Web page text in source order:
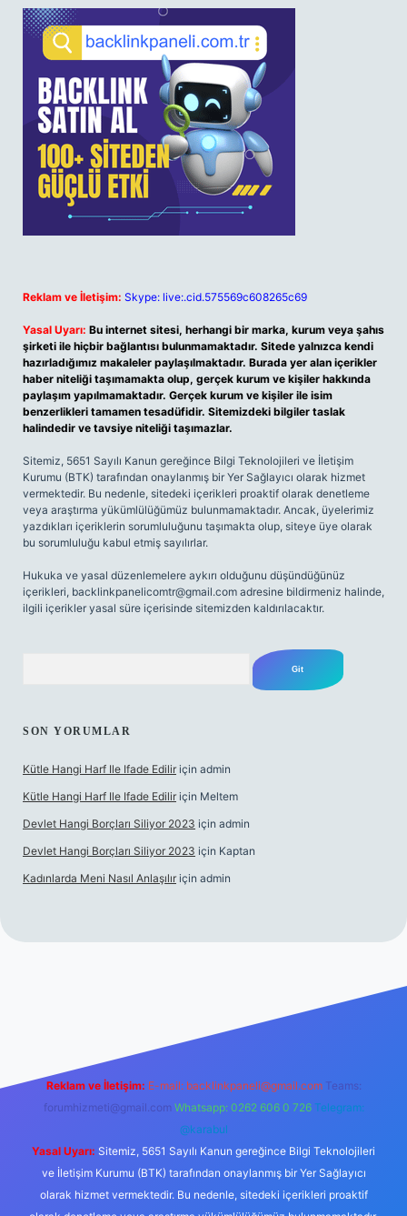
Reklam ve İletişim: Skype: live:.cid.575569c608265c69
Yasal Uyarı: Bu internet sitesi, herhangi bir marka, kurum veya şahıs
şirketi ile hiçbir bağlantısı bulunmamaktadır. Sitede yalnızca kendi
hazırladığımız makaleler paylaşılmaktadır. Burada yer alan içerikler
haber niteliği taşımamakta olup, gerçek kurum ve kişiler hakkında
paylaşım yapılmamaktadır. Gerçek kurum ve kişiler ile isim
benzerlikleri tamamen tesadüfidir. Sitemizdeki bilgiler taslak
halindedir ve tavsiye niteliği taşımazlar.
Sitemiz, 5651 Sayılı Kanun gereğince Bilgi Teknolojileri ve İletişim
Kurumu (BTK) tarafından onaylanmış bir Yer Sağlayıcı olarak hizmet
vermektedir. Bu nedenle, sitedeki içerikleri proaktif olarak denetleme
veya araştırma yükümlülüğümüz bulunmamaktadır. Ancak, üyelerimiz
yazdıkları içeriklerin sorumluluğunu taşımakta olup, siteye üye olarak
bu sorumluluğu kabul etmiş sayılırlar.
Hukuka ve yasal düzenlemelere aykırı olduğunu düşündüğünüz
içerikleri, backlinkpanelicomtr@gmail.com adresine bildirmeniz halinde,
ilgili içerikler yasal süre içerisinde sitemizden kaldırılacaktır.
SON YORUMLAR
Kütle Hangi Harf Ile Ifade Edilir için admin
Kütle Hangi Harf Ile Ifade Edilir için Meltem
Devlet Hangi Borçları Siliyor 2023 için admin
Devlet Hangi Borçları Siliyor 2023 için Kaptan
Kadınlarda Meni Nasıl Anlaşılır için admin
Betexper
Reklam ve İletişim: E-mail: backlinkpaneli@gmail.com Teams:
forumhizmeti@gmail.com Whatsapp: 0262 606 0 726 Telegram:
@karabul
Yasal Uyarı: Sitemiz, 5651 Sayılı Kanun gereğince Bilgi Teknolojileri
ve İletişim Kurumu (BTK) tarafından onaylanmış bir Yer Sağlayıcı
olarak hizmet vermektedir. Bu nedenle, sitedeki içerikleri proaktif